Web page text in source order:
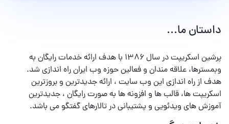
داستان ما...
پرشین اسکریپت در سال ۱۳۸۶ با هدف ارائه خدمات رایگان به
وبمسترها، علاقه مندان و فعالین حوزه وب ایران راه اندازی شد.
هدف از راه اندازی این وب سایت ، ارائه جدیدترین و بروزترین
اسکریپت ها، قالب ها و افزونه ها به صورت رایگان ، جدیدترین
آموزش های ویدئویی و پشتیبانی در تالارهای گفتگو می باشد.